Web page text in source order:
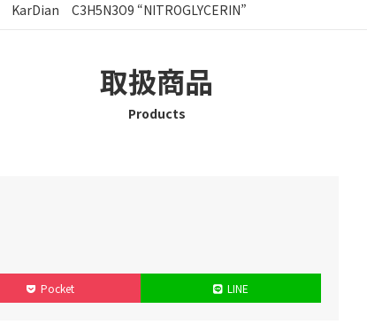
KarDian C3H5N3O9 “NITROGLYCERIN”
取扱商品
Products
Pocket LINE